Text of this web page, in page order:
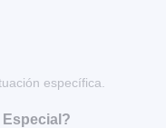
específica.